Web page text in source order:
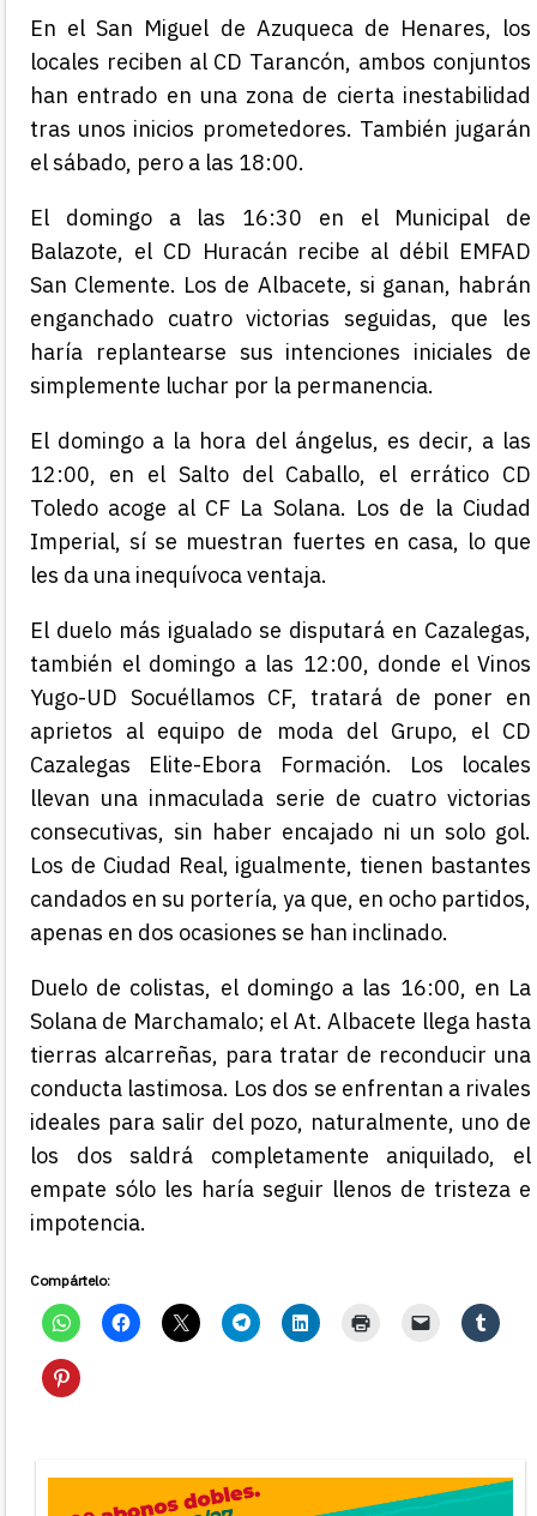
En el San Miguel de Azuqueca de Henares, los
locales reciben al CD Tarancón, ambos conjuntos
han entrado en una zona de cierta inestabilidad
tras unos inicios prometedores. También jugarán
el sábado, pero a las 18:00.
El domingo a las 16:30 en el Municipal de
Balazote, el CD Huracán recibe al débil EMFAD
San Clemente. Los de Albacete, si ganan, habrán
enganchado cuatro victorias seguidas, que les
haría replantearse sus intenciones iniciales de
simplemente luchar por la permanencia.
El domingo a la hora del ángelus, es decir, a las
12:00, en el Salto del Caballo, el errático CD
Toledo acoge al CF La Solana. Los de la Ciudad
Imperial,sí se muestran fuertes en casa, lo que
les da una inequívoca ventaja.
El duelo más igualado se disputará en Cazalegas,
también el domingo a las 12:00, donde el Vinos
Yugo-UD Socuéllamos CF, tratará de poner en
aprietos al equipo de moda del Grupo, el CD
Cazalegas Elite-Ebora Formación. Los locales
llevan una inmaculada serie de cuatro victorias
consecutivas, sin haber encajado ni un solo gol.
Los de Ciudad Real, igualmente, tienen bastantes
candados en su portería, ya que, en ocho partidos,
apenas en dos ocasiones se han inclinado.
Duelo de colistas, el domingo a las 16:00, en La
Solana de Marchamalo; el At. Albacete llega hasta
tierras alcarreñas, para tratar de reconducir una
conducta lastimosa. Los dos se enfrentan a rivales
ideales para salir del pozo, naturalmente, uno de
los dos saldrá completamente aniquilado, el
empate sólo les haría seguir llenos de tristeza e
impotencia.
Compártelo: